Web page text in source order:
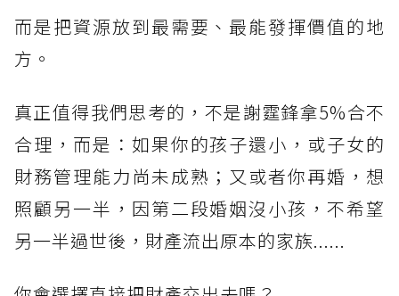
而是把資源放到最需要、最能發揮價值的地
方。
真正值得我們思考的，不是謝霆鋒拿5%合不
合理，而是：如果你的孩子還小，或子女的
財務管理能力尚未成熟；又或者你再婚，想
照顧另一半，因第二段婚姻沒小孩，不希望
另一半過世後，財產流出原本的家族......